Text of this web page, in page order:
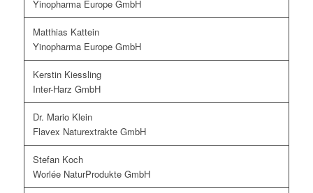
Yinopharma Europe GmbH
Matthias Kattein
Yinopharma Europe GmbH
Kerstin Kiessling
Inter-Harz GmbH
Dr. Mario Klein
Flavex Naturextrakte GmbH
Stefan Koch
Worlée NaturProdukte GmbH